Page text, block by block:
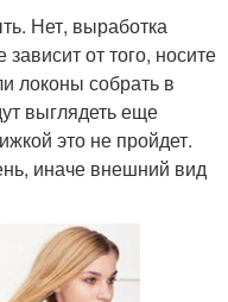
Нет, выработка
от того, носите
локоны собрать в
выглядеть еще
это не пройдет.
иначе внешний вид